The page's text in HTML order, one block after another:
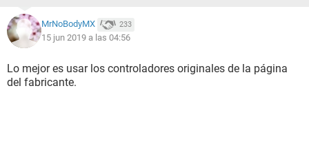
MrNoBodyMX 233
15 jun 2019 a las 04:56
Lo mejor es usar los controladores originales de la página
del fabricante.